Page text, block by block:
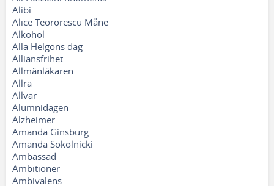
Alibi
Alice Teororescu Måne
Alkohol
Alla Helgons dag
Alliansfrihet
Allmänläkaren
Allra
Allvar
Alumnidagen
Alzheimer
Amanda Ginsburg
Amanda Sokolnicki
Ambassad
Ambitioner
Ambivalens